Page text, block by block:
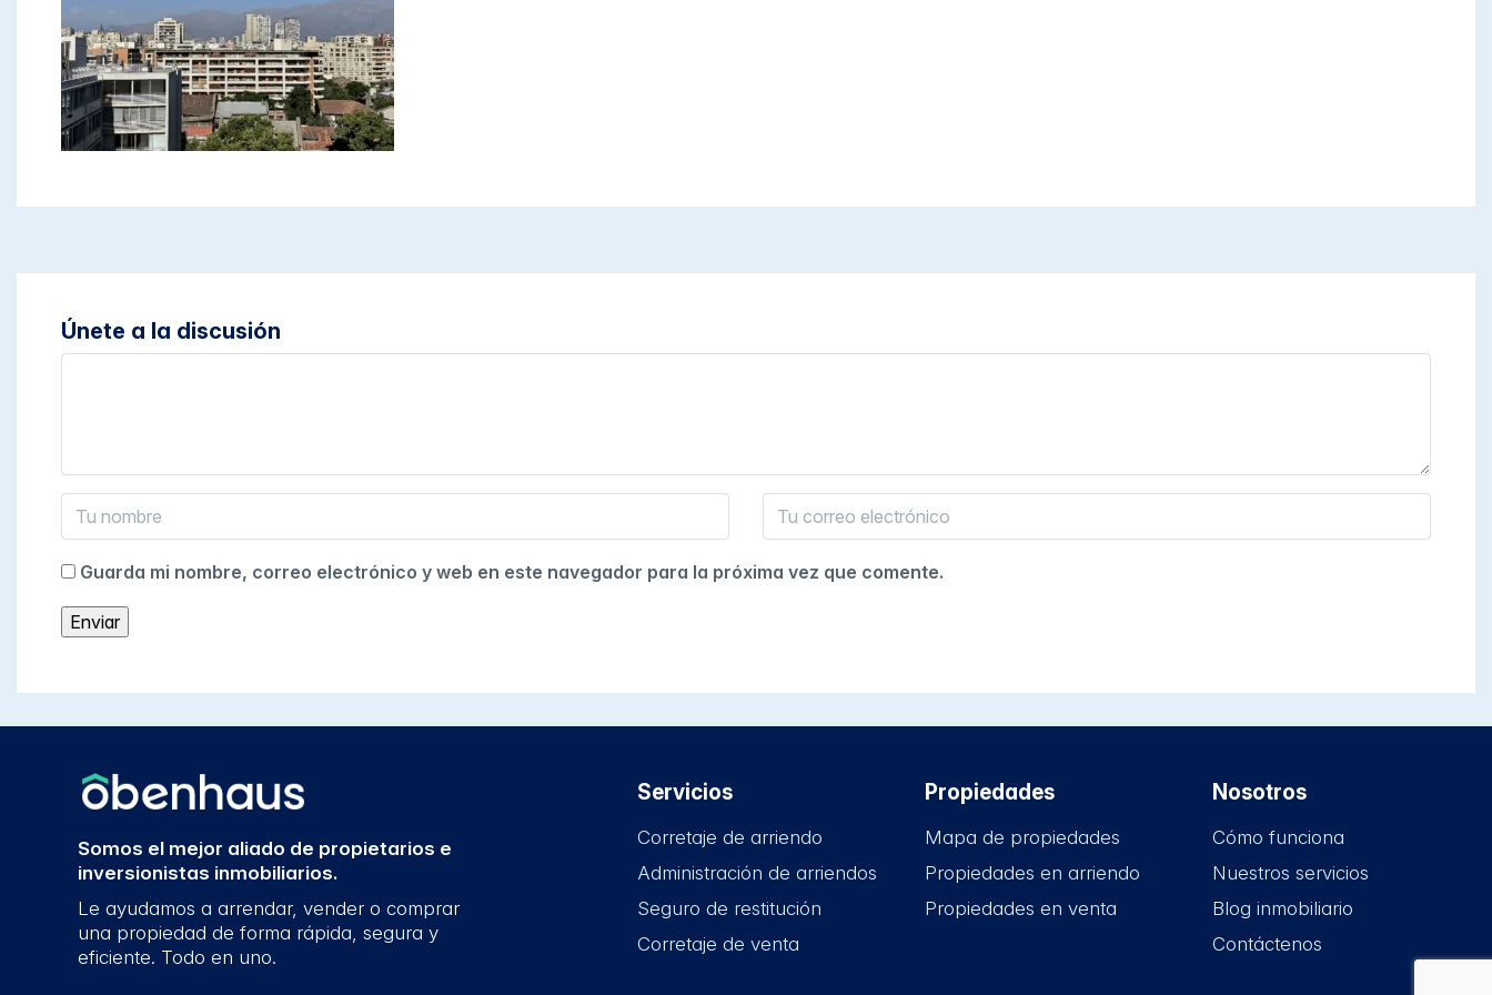
Únete a la discusión
Guarda mi nombre, correo electrónico y web en este navegador para la próxima vez que comente.
Somos el mejor aliado de propietarios e
inversionistas inmobiliarios.
Le ayudamos a arrendar, vender o comprar
una propiedad de forma rápida, segura y
eficiente. Todo en uno.
Servicios
Corretaje de arriendo
Administración de arriendos
Seguro de restitución
Corretaje de venta
Propiedades
Mapa de propiedades
Propiedades en arriendo
Propiedades en venta
Nosotros
Cómo funciona
Nuestros servicios
Blog inmobiliario
Contáctenos